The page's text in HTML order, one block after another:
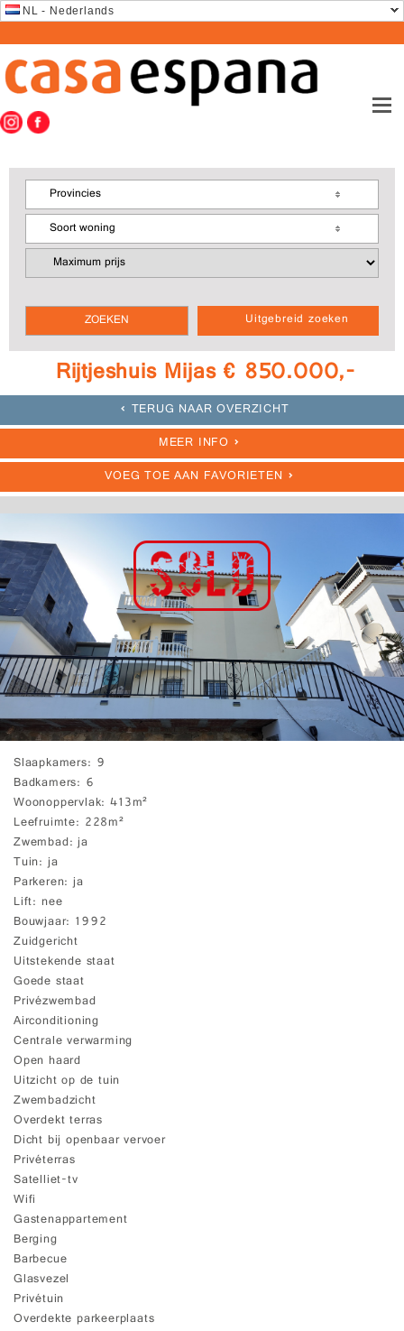
NL - Nederlands
Uitgebreid zoeken
Provincies
Soort woning
Rijtjeshuis Mijas € 850.000,-
TERUG NAAR OVERZICHT
MEER INFO
VOEG TOE AAN FAVORIETEN
Slaapkamers 9
Badkamers 6
Woonoppervlak 413m²
Leefruimte 228m²
Zwembad ja
Tuin ja
Parkeren ja
Lift nee
Bouwjaar 1992
Zuidgericht
Uitstekende staat
Goede staat
Privézwembad
Airconditioning
Centrale verwarming
Open haard
Uitzicht op de tuin
Zwembadzicht
Overdekt terras
Dicht bij openbaar vervoer
Privéterras
Satelliet-tv
Wifi
Gastenappartement
Berging
Barbecue
Glasvezel
Privétuin
Overdekte parkeerplaats